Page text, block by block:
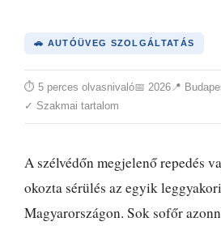
🚗 AUTÓÜVEG SZOLGÁLTATÁS
⏱ 5 perces olvasnivaló📅 2026📍
✓ Szakmai tartalom
A szélvédőn megjelenő repedés
okozta sérülés az egyik
Magyarországon. Sok sofőr